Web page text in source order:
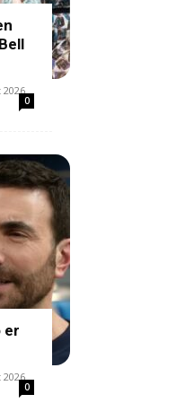
2026
0
er
2026
0